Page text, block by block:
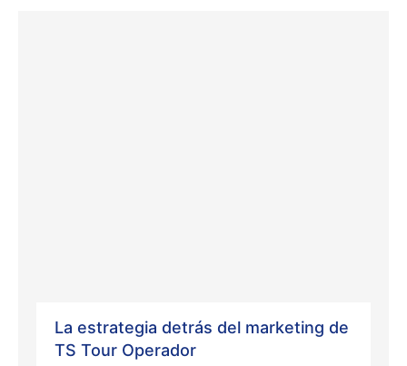
La estrategia detrás del marketing de
TS Tour Operador